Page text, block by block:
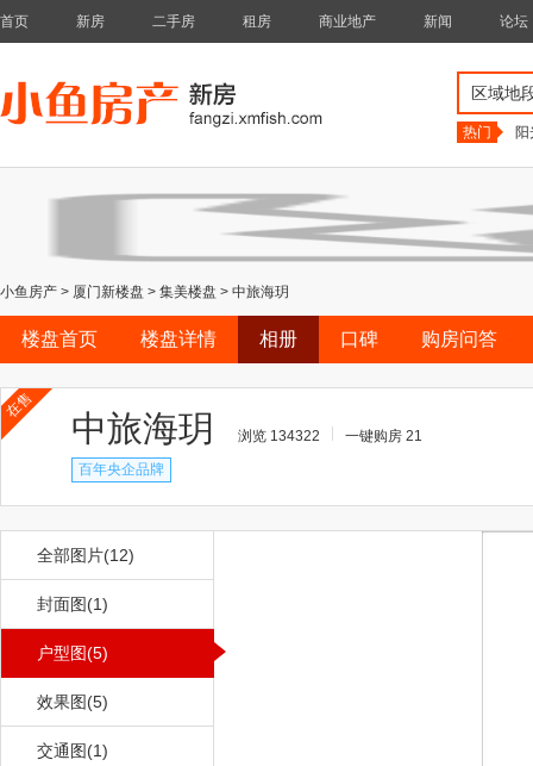
首页 新房 二手房 租房 商业地产 新闻 论坛
区域地
热门
小鱼房产 > 厦门新楼盘 > 集美楼盘 > 中旅海玥
楼盘首页 楼盘详情 相册 口碑 购房问答
在售
中旅海玥 浏览 134322
一键购房 21
百年央企品牌
全部图片(12)
封面图(1)
户型图(5)
效果图(5)
交通图(1)